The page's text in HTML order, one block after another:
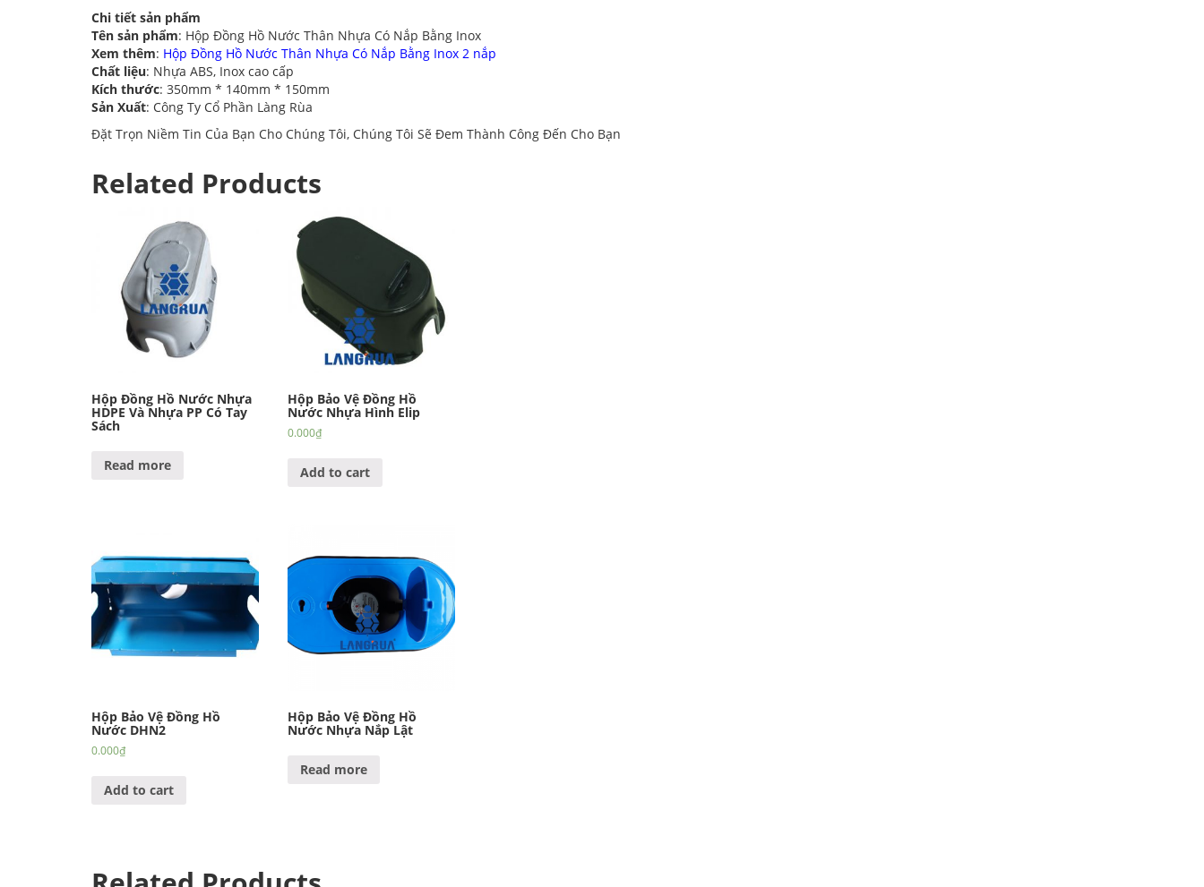
Chi tiết sản phẩm
Tên sản phẩm: Hộp Đồng Hồ Nước Thân Nhựa Có Nắp Bằng Inox
Xem thêm: Hộp Đồng Hồ Nước Thân Nhựa Có Nắp Bằng Inox 2 nắp
Chất liệu: Nhựa ABS, Inox cao cấp
Kích thước: 350mm * 140mm * 150mm
Sản Xuất: Công Ty Cổ Phần Làng Rùa
Đặt Trọn Niềm Tin Của Bạn Cho Chúng Tôi, Chúng Tôi Sẽ Đem Thành Công Đến Cho Bạn
Related Products
Hộp Đồng Hồ Nước Nhựa
HDPE Và Nhựa PP Có Tay
Sách
Read more
Hộp Bảo Vệ Đồng Hồ
Nước Nhựa Hình Elip
0.000₫
Add to cart
Hộp Bảo Vệ Đồng Hồ
Nước DHN2
0.000₫
Add to cart
Hộp Bảo Vệ Đồng Hồ
Nước Nhựa Nắp Lật
Read more